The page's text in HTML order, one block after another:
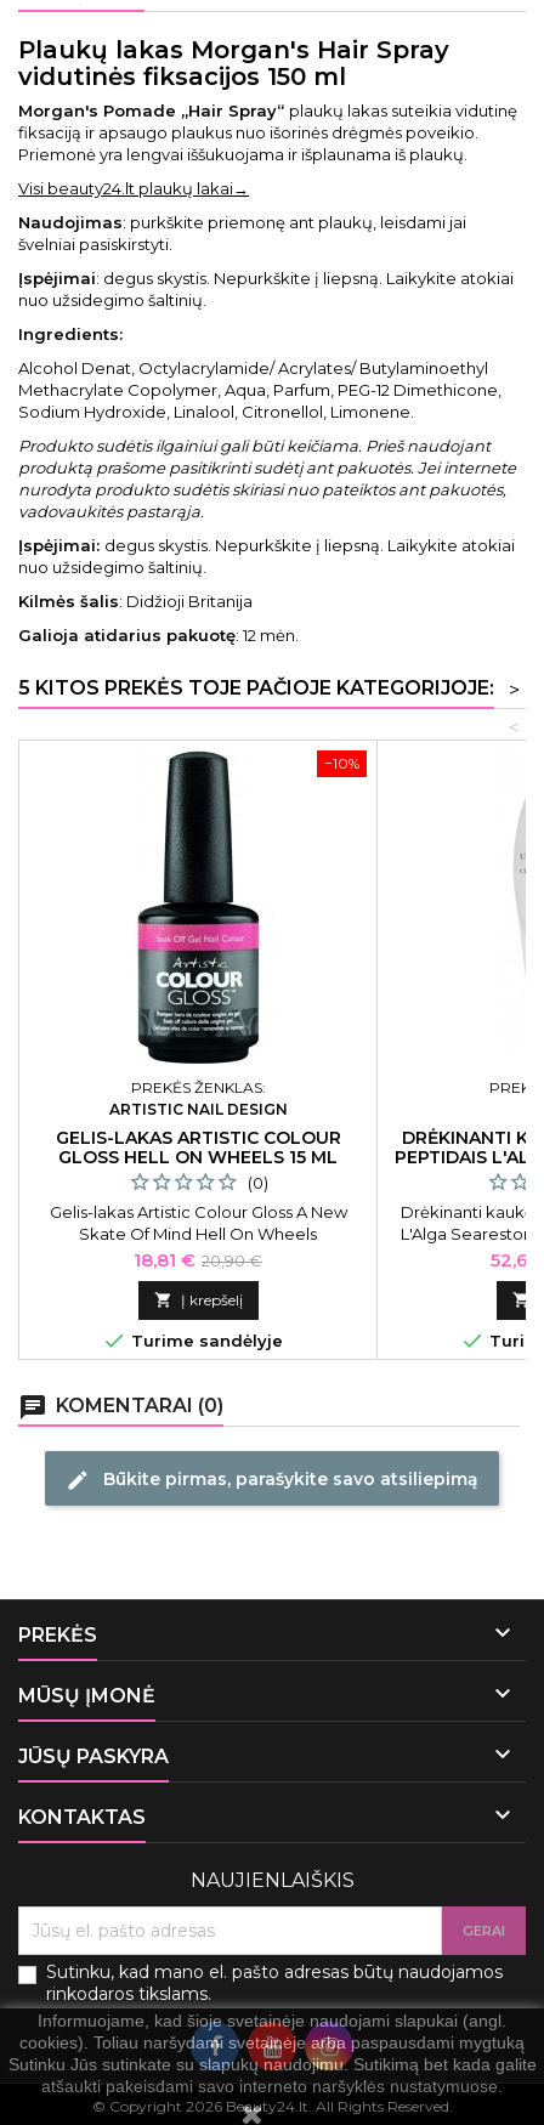
Plaukų lakas Morgan's Hair Spray
vidutinės fiksacijos 150 ml
Morgan's Pomade „Hair Spray“ plaukų lakas suteikia vidutinę
fiksaciją ir apsaugo plaukus nuo išorinės drėgmės poveikio.
Priemonė yra lengvai iššukuojama ir išplaunama iš plaukų.
Visi beauty24.lt plaukų lakai→
Naudojimas: purkškite priemonę ant plaukų, leisdami jai
švelniai pasiskirstyti.
Įspėjimai: degus skystis. Nepurkškite į liepsną. Laikykite atokiai
nuo užsidegimo šaltinių.
Ingredients:
Alcohol Denat, Octylacrylamide/ Acrylates/ Butylaminoethyl
Methacrylate Copolymer, Aqua, Parfum, PEG-12 Dimethicone,
Sodium Hydroxide, Linalool, Citronellol, Limonene.
Produkto sudėtis ilgainiui gali būti keičiama. Prieš naudojant
produktą prašome pasitikrinti sudėtį ant pakuotės. Jei internete
nurodyta produkto sudėtis skiriasi nuo pateiktos ant pakuotės,
vadovaukitės pastarąja.
Įspėjimai: degus skystis. Nepurkškite į liepsną. Laikykite atokiai
nuo užsidegimo šaltinių.
Kilmės šalis: Didžioji Britanija
Galioja atidarius pakuotę: 12 mėn.
5 KITOS PREKĖS TOJE PAČIOJE KATEGORIJOJE:
>
<
−10%
PREKĖS ŽENKLAS:
ARTISTIC NAIL DESIGN
GELIS-LAKAS ARTISTIC COLOUR
GLOSS HELL ON WHEELS 15 ML
(0)
Gelis-lakas Artistic Colour Gloss A New
Skate Of Mind Hell On Wheels
ART2100094, 15 ml
Kaina
18,81 € Bazinė
kaina
20,90 €
 Į krepšelį
 Turime sandėlyje
DRĖKINANTI
PEPTIDAIS
Drėkinanti kaukė
L'Alga Searestore
Kaina


chat KOMENTARAI (0)
edit Būkite pirmas, parašykite savo atsiliepimą
PREKĖS 
MŪSŲ ĮMONĖ 
JŪSŲ PASKYRA 
KONTAKTAS 
Informuojame, kad šioje svetainėje naudojami slapukai (angl.
cookies). Toliau naršydami svetainėje arba paspausdami mygtuką
Sutinku Jūs sutinkate su slapukų naudojimu. Sutikimą bet kada galite
atšaukti pakeisdami savo interneto naršyklės nustatymuose.
NAUJIENLAIŠKIS
Sutinku, kad mano el. pašto adresas būtų naudojamos
rinkodaros tikslams.
© Copyright 2026 Beauty24.lt. All Rights Reserved.